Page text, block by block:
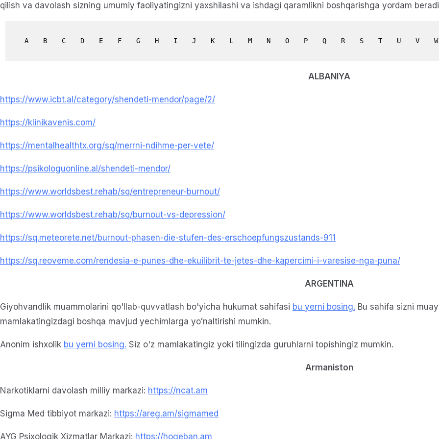
qilish va davolash sizning umumiy faoliyatingizni yaxshilashi va ishdagi qaramlikni boshqarishga yordam
A B C D E F G H I J K L M N O P Q R S T U V W
ALBANIYA
https://www.icbt.al/category/shendeti-mendor/page/2/
https://klinikavenis.com/
https://mentalhealthtx.org/sq/merrni-ndihme-per-vete/
https://psikologuonline.al/shendeti-mendor/
https://www.worldsbest.rehab/sq/entrepreneur-burnout/
https://www.worldsbest.rehab/sq/burnout-vs-depression/
https://sq.meteorete.net/burnout-phasen-die-stufen-des-erschoepfungszustands-911
https://sq.reoveme.com/rendesia-e-punes-dhe-ekuilibrit-te-jetes-dhe-kapercimi-i-varesise-nga-puna/
ARGENTINA
Giyohvandlik muammolarini qo'llab-quvvatlash bo'yicha hukumat sahifasi bu yerni bosing. Bu sahifa sizni
mamlakatingizdagi boshqa mavjud yechimlarga yoʻnaltirishi mumkin.
Anonim ishxolik bu yerni bosing. Siz o'z mamlakatingiz yoki tilingizda guruhlarni topishingiz mumkin.
Armaniston
Narkotiklarni davolash milliy markazi: https://ncat.am
Sigma Med tibbiyot markazi: https://areg.am/sigmamed
AYG Psixologik Xizmatlar Markazi: https://hogeban.am